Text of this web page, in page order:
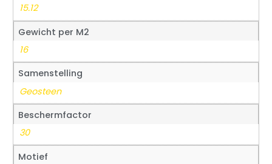
15.12
Gewicht per M2
16
Samenstelling
Geosteen
Beschermfactor
30
Motief